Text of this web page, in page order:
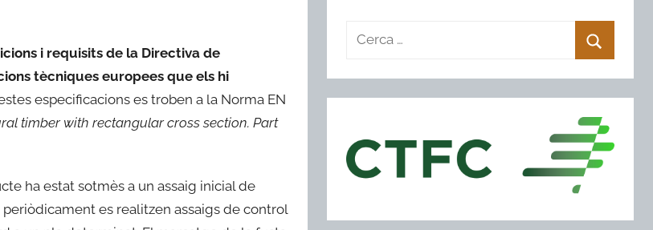
i requisits de la Directiva de
tècniques europees que els hi
especificacions es troben a la Norma EN
timber with rectangular cross section. Part
ha estat sotmès a un assaig inicial de
es realitzen assaigs de control